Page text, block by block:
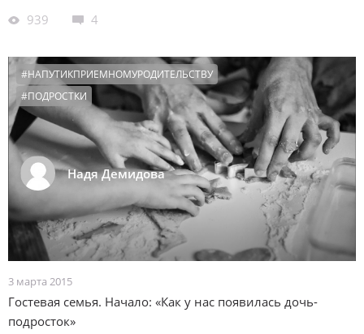
939
4
Надя Демидова
#НАПУТИКПРИЕМНОМУРОДИТЕЛЬСТВУ
#ПОДРОСТКИ
3 марта 2015
Гостевая семья. Начало: «Как у нас появилась дочь-
подросток»